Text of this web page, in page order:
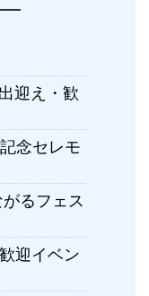
迎え・歓
念セレモ
るフェス
迎イベン